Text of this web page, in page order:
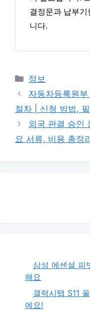
결정문과 납부
니다.
카
테
고
리
정보
자동차등록원
절차 | 신청 방법,
외국 판결 승인
요 서류, 비용 총정
삼성 에센셜 피
해요
갤럭시탭 S11
에요!